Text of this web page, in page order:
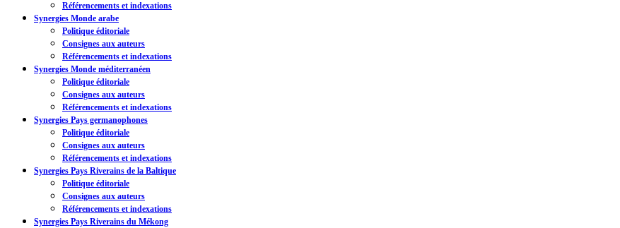
Référencements et indexations
Synergies Monde arabe
Politique éditoriale
Consignes aux auteurs
Référencements et indexations
Synergies Monde méditerranéen
Politique éditoriale
Consignes aux auteurs
Référencements et indexations
Synergies Pays germanophones
Politique éditoriale
Consignes aux auteurs
Référencements et indexations
Synergies Pays Riverains de la Baltique
Politique éditoriale
Consignes aux auteurs
Référencements et indexations
Synergies Pays Riverains du Mékong